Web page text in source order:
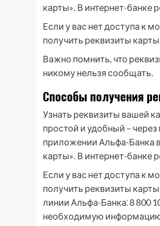
карты»․ В интернет-банке
Если у вас нет доступа к
получить реквизиты
Важно помнить, что
никому нельзя сообщать․
Способы получения
Узнать реквизиты вашей
простой и удобный –
приложении Альфа-Банка
карты»․ В интернет-банке
Если у вас нет доступа к
получить реквизиты
линии Альфа-Банка⁚ 8 800
необходимую информацию